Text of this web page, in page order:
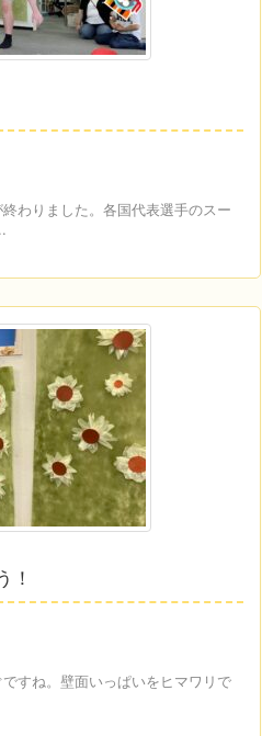
わりました。各国代表選手のスー
！
すね。壁面いっぱいをヒマワリで